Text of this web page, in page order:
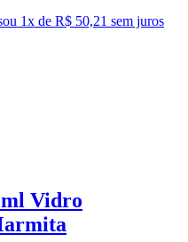
ou 1x de R$ 50,21 sem juros
Vidro